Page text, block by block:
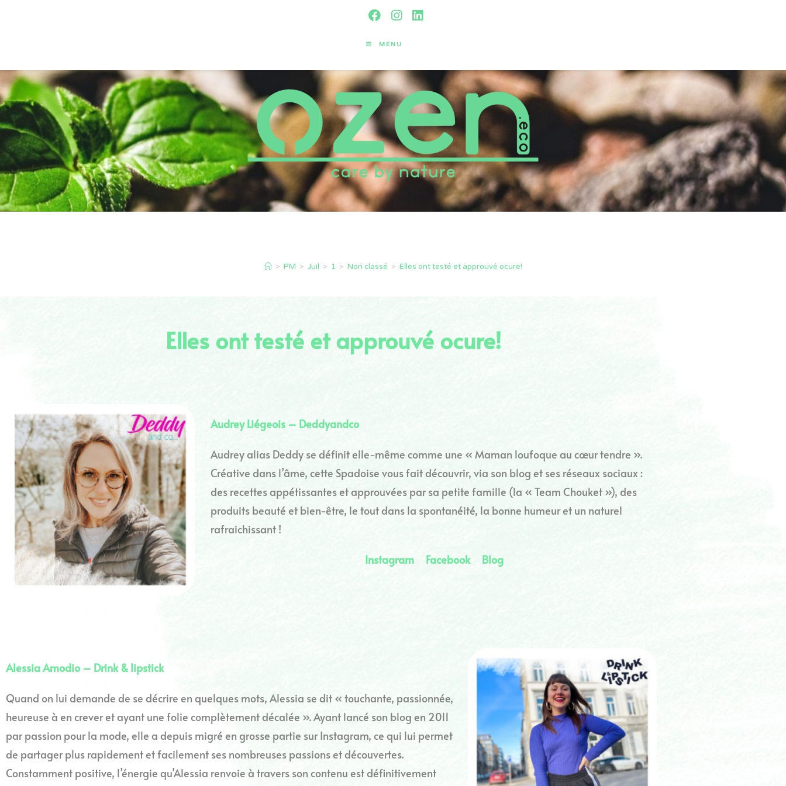
MENU
> PM > Juil > 1 > Non classé > Elles ont testé et approuvé ocure!
Elles ont testé et approuvé ocure!
Audrey Liégeois – Deddyandco
Audrey alias Deddy se définit elle-même comme une « Maman loufoque au cœur tendre ».
Créative dans l’âme, cette Spadoise vous fait découvrir, via son blog et ses réseaux sociaux :
des recettes appétissantes et approuvées par sa petite famille (la « Team Chouket »), des
produits beauté et bien-être, le tout dans la spontanéité, la bonne humeur et un naturel
rafraichissant !
Instagram Facebook Blog
Alessia Amodio – Drink & lipstick
Quand on lui demande de se décrire en quelques mots, Alessia se dit « touchante, passionnée,
heureuse à en crever et ayant une folie complètement décalée ». Ayant lancé son blog en 2011
par passion pour la mode, elle a depuis migré en grosse partie sur Instagram, ce qui lui permet
de partager plus rapidement et facilement ses nombreuses passions et découvertes.
Constamment positive, l’énergie qu’Alessia renvoie à travers son contenu est définitivement